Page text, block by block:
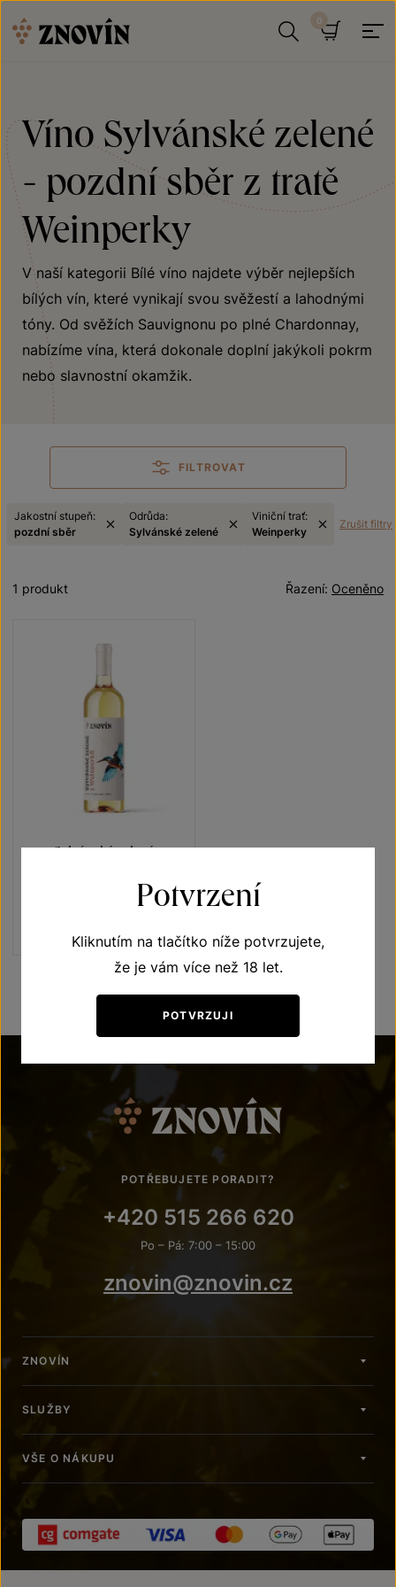
Víno Sylvánské zelené
- pozdní sběr z tratě
Weinperky
V naší kategorii Bílé víno najdete výběr nejlepších
bílých vín, které vynikají svou svěžestí a lahodnými
tóny. Od svěžích Sauvignonu po plné Chardonnay,
nabízíme vína, která dokonale doplní jakýkoli pokrm
nebo slavnostní okamžik.
FILTROVAT
Jakostní stupeň:
pozdní sběr
Odrůda:
Sylvánské zelené
Viniční trať:
Weinperky
Zrušit filtry
Oceněno
Řazení:
1 produkt
Sylvánské zelené
pozdní sběr 2023
180Kč
POTŘEBUJETE PORADIT?
+420 515 266 620
Po – Pá: 7:00 – 15:00
znovin@znovin.cz
ZNOVÍN
SLUŽBY
VŠE O NÁKUPU
Potvrzení
Kliknutím na tlačítko níže potvrzujete,
že je vám více než 18 let.
POTVRZUJI